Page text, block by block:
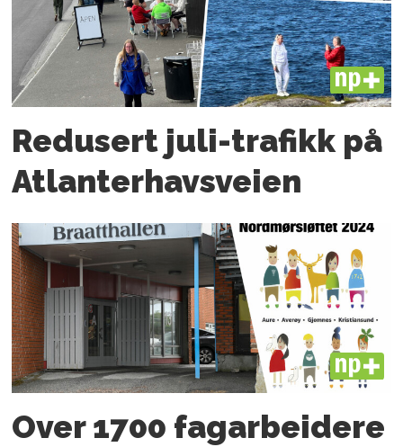
PLUS
Redusert juli-trafikk på
Atlanter­havsveien
PLUS
Over 1700 fagarbeidere